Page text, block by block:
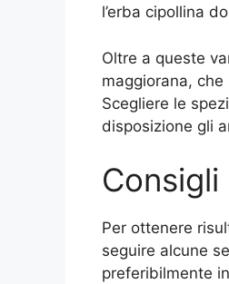
l’erba cipollina
Oltre a queste
maggiorana,
Scegliere le
disposizione gli
Per ottenere
seguire alcune
preferibilmente